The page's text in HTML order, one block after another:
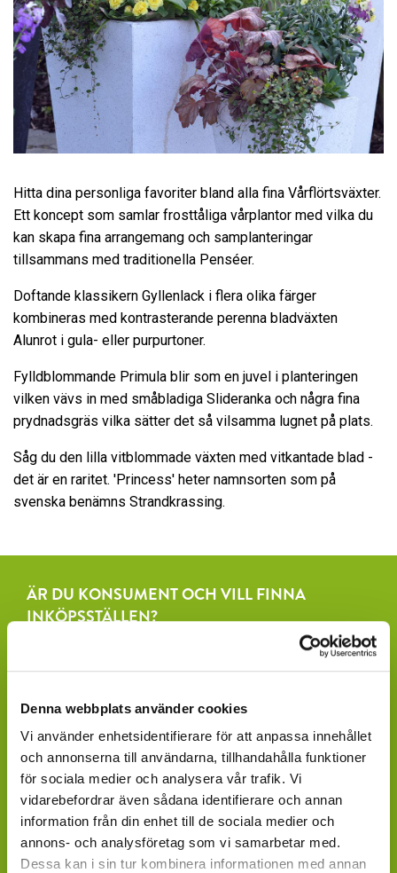
Denna webbplats använder cookies
Vi använder enhetsidentifierare för att anpassa innehållet
och annonserna till användarna, tillhandahålla funktioner
för sociala medier och analysera vår trafik. Vi
vidarebefordrar även sådana identifierare och annan
information från din enhet till de sociala medier och
annons- och analysföretag som vi samarbetar med.
Dessa kan i sin tur kombinera informationen med annan
Hitta dina personliga favoriter bland alla fina Vårflörtsväxter.
Ett koncept som samlar frosttåliga vårplantor med vilka du
kan skapa fina arrangemang och samplanteringar
tillsammans med traditionella Penséer.
Doftande klassikern Gyllenlack i flera olika färger
kombineras med kontrasterande perenna bladväxten
Alunrot i gula- eller purpurtoner.
Fylldblommande Primula blir som en juvel i planteringen
vilken vävs in med småbladiga Slideranka och några fina
prydnadsgräs vilka sätter det så vilsamma lugnet på plats.
Såg du den lilla vitblommade växten med vitkantade blad -
det är en raritet. 'Princess' heter namnsorten som på
svenska benämns Strandkrassing.
ÄR DU KONSUMENT OCH VILL FINNA
INKÖPSSTÄLLEN?
Fråga efter produkterna lokalt, där du köper dina växter.
Våra produkter finns under säsong tillgängliga att
av växter och blommor.
GARDENCENTER: Blomsterlandet, Granngården,
Hornbach, Plantagen, Bauhaus, Bogrönt och många
fristående GardenCenter och Handelsträdgårdar.
LIVSMEDELSBUTIKER: Dagligvaruhandelskedjorna
tillhandahåller ett begränsat utbud.